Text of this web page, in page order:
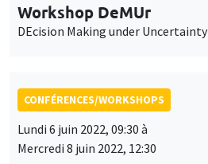
Workshop DeMUr
DEcision Making under Uncertainty
CONFÉRENCES/WORKSHOPS
Lundi 6 juin 2022, 09:30 à
Mercredi 8 juin 2022, 12:30